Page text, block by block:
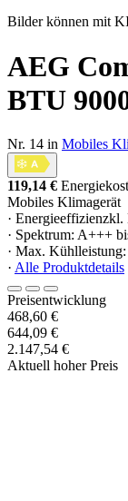
Bilder können mit
AEG
BTU
Nr. 14 in Mobiles
119,14 €
Mobiles Klimagerät
·
· Spektrum: A+++
· Max.
· Alle Produktdetails
Preisentwicklung
468,60 €
644,09 €
2.147,54 €
Aktuell hoher Preis